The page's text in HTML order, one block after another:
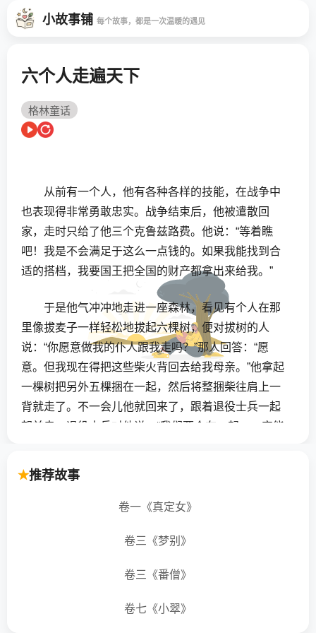
小故事铺 每个故事，都是一次温暖的遇见
六个人走遍天下
格林童话
从前有一个人，他有各种各样的技能，在战争中
也表现得非常勇敢忠实。战争结束后，他被遣散回
家，走时只给了他三个克鲁兹路费。他说：“等着瞧
吧！我是不会满足于这么一点钱的。如果我能找到合
适的搭档，我要国王把全国的财产都拿出来给我。”
于是他气冲冲地走进一座森林，看见有个人在那
里像拔麦子一样轻松地拔起六棵树，便对拔树的人
说：“你愿意做我的仆人跟我走吗？”那人回答：“愿
意。但我现在得把这些柴火背回去给我母亲。”他拿起
一棵树把另外五棵捆在一起，然后将整捆柴往肩上一
背就走了。不一会儿他就回来了，跟着退役士兵一起
朝前走。退役士兵对他说：“我们两个在一起，一定能
他们走了没多久，看见一个猎人跪在那儿瞄准。
退役士兵问他：“猎手，你在打什么？”猎手回答说：
我要打它的左眼。”退役士兵说：“好极了！请你跟我们
人很乐意地跟着他们走了。他们来到七座风车旁，只
见风车在飞快地转，可左右却没有风，连小树叶都一
推荐故事
卷一《真定女》
卷三《梦别》
卷三《番僧》
卷七《小翠》